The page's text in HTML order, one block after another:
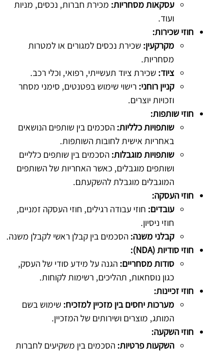
עסקאות מסחריות: מכירת חברות, נכסים, מניות
ועוד.
חוזי שכירות:
מקרקעין: שכירת נכסים למגורים או למטרות
מסחריות.
ציוד: שכירת ציוד תעשייתי, רפואי, וכלי רכב.
קניין רוחני: רישוי שימוש בפטנטים, סימני מסחר
וזכויות יוצרים.
חוזי שותפות:
שותפויות כלליות: הסכמים בין שותפים הנושאים
באחריות אישית לחובות השותפות.
שותפויות מוגבלות: הסכמים בין שותפים כלליים
ושותפים מוגבלים, כאשר האחריות של השותפים
המוגבלים מוגבלת להשקעתם.
חוזי העסקה:
עובדים: חוזי עבודה רגילים, חוזי העסקה זמניים,
חוזי ניסיון.
קבלני משנה: הסכמים בין קבלן ראשי לקבלן משנה.
חוזי סודיות (NDA):
סודות מסחריים: הגנה על מידע סודי של העסק,
כגון נוסחאות, תהליכים, רשימות לקוחות.
חוזי זכיינות:
מערכות יחסים בין מזכיין למזכיח: שימוש בשם
המותג, מוצרים ושירותים של המזכיין.
חוזי השקעה:
השקעות פרטיות: הסכמים בין משקיעים לחברות